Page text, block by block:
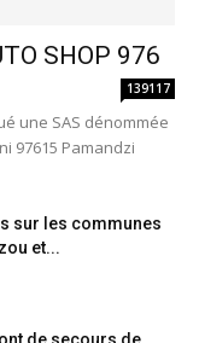
SHOP 976
139117
une SAS dénommée
97615 Pamandzi
sur les communes
et...